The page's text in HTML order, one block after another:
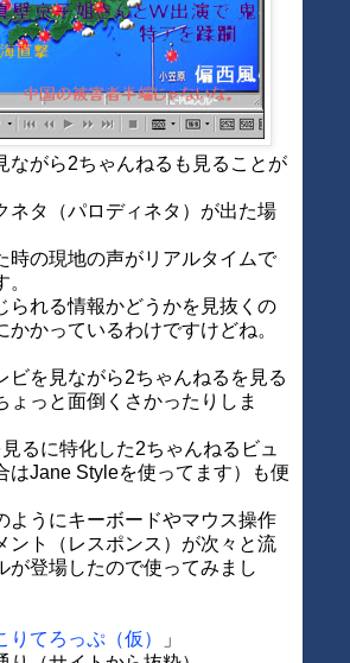
ながら2ちゃんねるも見ることが
ネタ（パロディネタ）が出た場
時の現地の声がリアルタイムで
られる情報かどうかを見抜くの
かかっているわけですけどね。
ビを見ながら2ちゃんねるを見る
ょっと面倒くさかったりしま
るに特化した2ちゃんねるビュ
はJane Styleを使ってます）も便
ようにキーボードやマウス操作
ント（レスポンス）が次々と流
が登場したので使ってみまし
りてろっぷ（仮）
」